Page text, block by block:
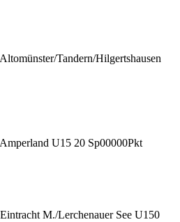
Tandern/Hilgertshausen
U15 20 Sp00000Pkt
M./Lerchenauer See U150